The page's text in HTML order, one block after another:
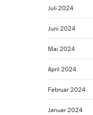
Juli 2024
Juni 2024
Mai 2024
April 2024
Februar 2024
Januar 2024